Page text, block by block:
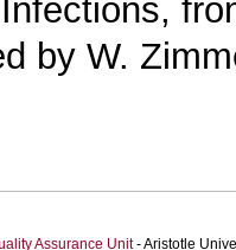
by W.
Assurance Unit- Aristotle